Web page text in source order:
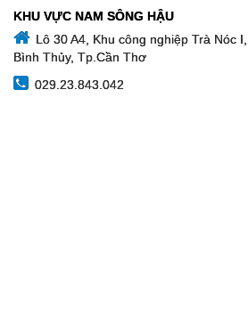
KHU VỰC NAM SÔNG HẬU
Lô 30 A4, Khu công nghiệp Trà Nóc
Bình Thủy, Tp.Cần Thơ
029.23.843.042